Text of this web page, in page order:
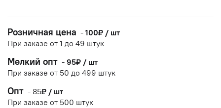
Розничная цена - 100₽ / шт
При заказе от 1 до 49 штук
Мелкий опт - 95₽ / шт
При заказе от 50 до 499 штук
Опт - 85₽ / шт
При заказе от 500 штук